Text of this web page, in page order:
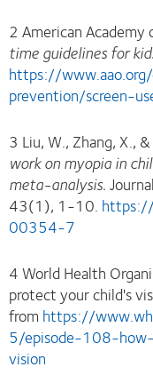
2 American
time guidelines for
https://
prevention/screen-
3 Liu, W., Zhang, X.,
work on myopia in
meta-analysis.
43(1), 1-10.
00354-7
4 World Health
protect your child's
from https://
5/episode-108-
vision